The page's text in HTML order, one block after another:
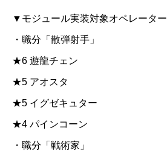
▼モジュール実装対象オペレーター
・職分「散弾射手」
★6 遊龍チェン
★5 アオスタ
★5 イグゼキュター
★4 パインコーン
・職分「戦術家」